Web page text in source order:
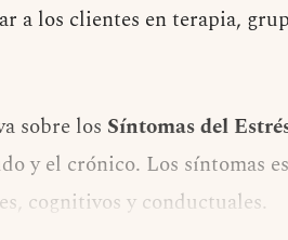
a los clientes en terapia,
sobre los Síntomas del
y el crónico. Los síntomas
cognitivos y conductuales.